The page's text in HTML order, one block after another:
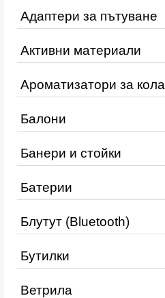
Адаптери за пътуване
Активни материали
Ароматизатори за кола
Балони
Банери и стойки
Батерии
Блутут (Bluetooth)
Бутилки
Ветрила